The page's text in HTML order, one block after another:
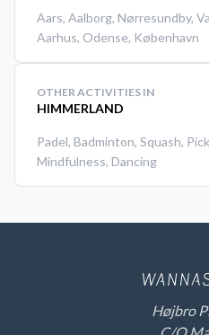
Aars, Aalborg, Nørresundby,
Aarhus, Odense, København
OTHER ACTIVITIES IN
HIMMERLAND
Padel, Badminton, Squash,
Mindfulness, Dancing
Højbro